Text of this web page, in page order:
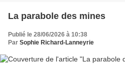
La parabole des mines
Publié le 28/06/2026 à 10:38
Par Sophie Richard-Lanneyrie